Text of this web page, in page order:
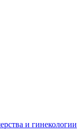
и гинекологии